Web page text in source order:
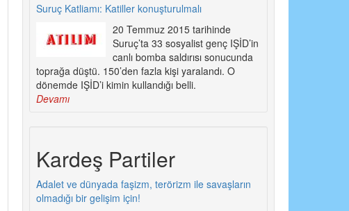
Suruç Katliamı: Katiller konuşturulmalı
20 Temmuz 2015 tarihinde
Suruç’ta 33 sosyalist genç IŞİD’in
canlı bomba saldırısı sonucunda
toprağa düştü. 150’den fazla kişi yaralandı. O
dönemde IŞİD’i kimin kullandığı belli.
Devamı
Kardeş Partiler
Adalet ve dünyada faşizm, terörizm ile savaşların
olmadığı bir gelişim için!